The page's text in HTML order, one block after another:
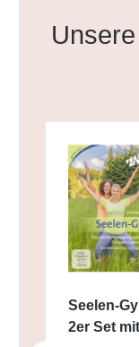
Seelen-
2er Set